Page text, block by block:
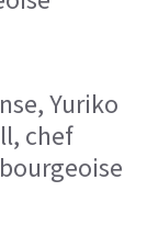
Yuriko
chef